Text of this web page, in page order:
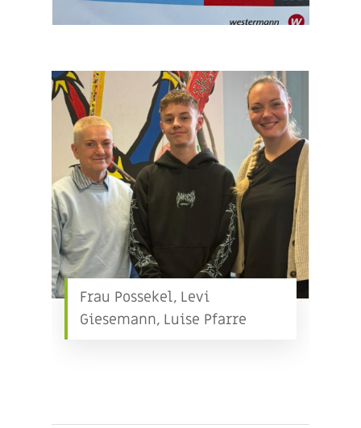
Frau Possekel, Levi
Giesemann, Luise Pfarre